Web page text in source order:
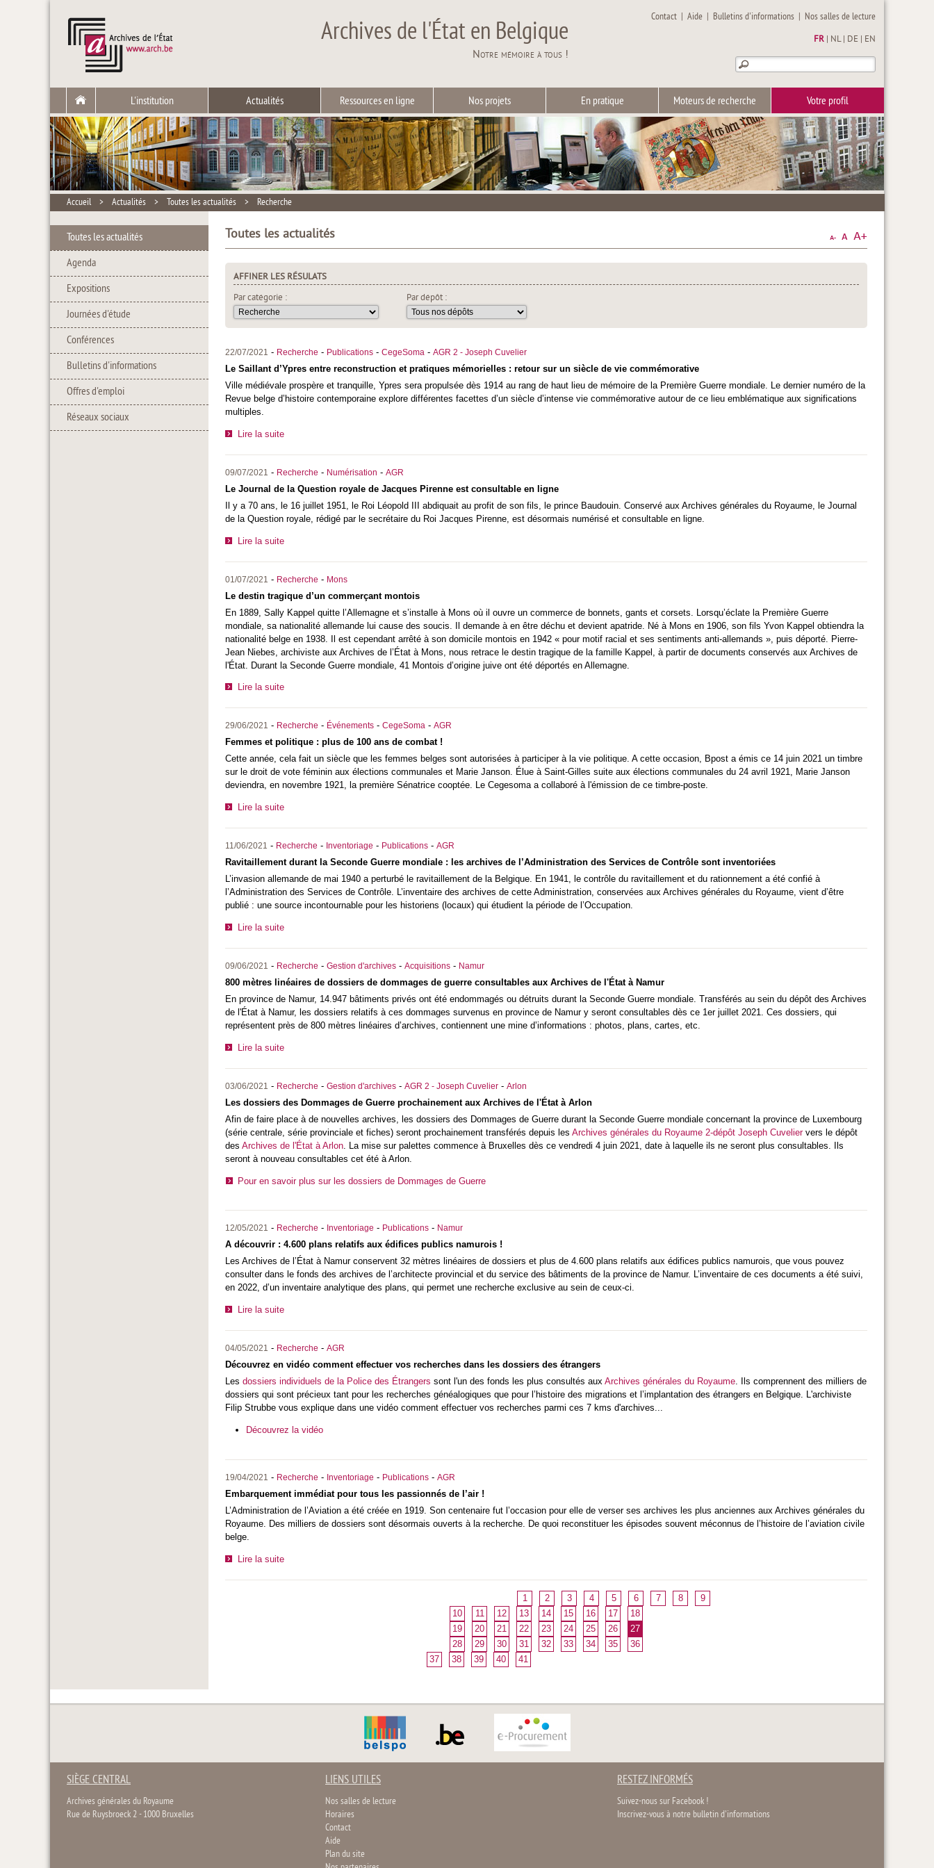
Archives de l'État en Belgique
Notre mémoire à tous !
Contact |Aide | Bulletins d'informations | Nos salles de lecture
FR NL| DE EN
L'institution Actualités Ressources en ligne Nos projets En pratique Moteurs de recherche Votre profil
Accueil > Actualités > Toutes les actualités > Recherche
Toutes les actualités
Agenda
Expositions
Journées d'étude
Conférences
Bulletins d'informations
Offres d'emploi
Réseaux sociaux
Toutes les actualités
AFFINER LES RÉSULATS
Par catégorie :
Par dépôt :
22/07/2021 - Recherche - Publications - CegeSoma - AGR 2 - Joseph Cuvelier
Le Saillant d’Ypres entre reconstruction et pratiques mémorielles : retour sur un siècle de vie commémorative
Ville médiévale prospère et tranquille, Ypres sera propulsée dès 1914 au rang de haut lieu de mémoire de la Première Guerre mondiale. Le dernier numéro de la
Revue belge d’histoire contemporaine explore différentes facettes d’un siècle d’intense vie commémorative autour de ce lieu emblématique aux significations
multiples.
Lire la suite
09/07/2021 - Recherche - Numérisation - AGR
Le Journal de la Question royale de Jacques Pirenne est consultable en ligne
Il y a 70 ans, le 16 juillet 1951, le Roi Léopold III abdiquait au profit de son fils, le prince Baudouin. Conservé aux Archives générales du Royaume, le Journal
de la Question royale, rédigé par le secrétaire du Roi Jacques Pirenne, est désormais numérisé et consultable en ligne.
Lire la suite
01/07/2021 - Recherche - Mons
Le destin tragique d’un commerçant montois
En 1889, Sally Kappel quitte l’Allemagne et s’installe à Mons où il ouvre un commerce de bonnets, gants et corsets. Lorsqu’éclate la Première Guerre
mondiale, sa nationalité allemande lui cause des soucis. Il demande à en être déchu et devient apatride. Né à Mons en 1906, son fils Yvon Kappel obtiendra la
nationalité belge en 1938. Il est cependant arrêté à son domicile montois en 1942 « pour motif racial et ses sentiments anti-allemands », puis déporté. Pierre-
Jean Niebes, archiviste aux Archives de l’État à Mons, nous retrace le destin tragique de la famille Kappel, à partir de documents conservés aux Archives de
l'État. Durant la Seconde Guerre mondiale, 41 Montois d’origine juive ont été déportés en Allemagne.
Lire la suite
29/06/2021 - Recherche - Événements - CegeSoma - AGR
Femmes et politique : plus de 100 ans de combat !
Cette année, cela fait un siècle que les femmes belges sont autorisées à participer à la vie politique. A cette occasion, Bpost a émis ce 14 juin 2021 un timbre
sur le droit de vote féminin aux élections communales et Marie Janson. Élue à Saint-Gilles suite aux élections communales du 24 avril 1921, Marie Janson
deviendra, en novembre 1921, la première Sénatrice cooptée. Le Cegesoma a collaboré à l'émission de ce timbre-poste.
Lire la suite
11/06/2021 - Recherche - Inventoriage - Publications - AGR
Ravitaillement durant la Seconde Guerre mondiale : les archives de l’Administration des Services de Contrôle sont inventoriées
L’invasion allemande de mai 1940 a perturbé le ravitaillement de la Belgique. En 1941, le contrôle du ravitaillement et du rationnement a été confié à
l’Administration des Services de Contrôle. L’inventaire des archives de cette Administration, conservées aux Archives générales du Royaume, vient d’être
publié : une source incontournable pour les historiens (locaux) qui étudient la période de l’Occupation.
Lire la suite
09/06/2021 - Recherche - Gestion d'archives - Acquisitions - Namur
800 mètres linéaires de dossiers de dommages de guerre consultables aux Archives de l'État à Namur
En province de Namur, 14.947 bâtiments privés ont été endommagés ou détruits durant la Seconde Guerre mondiale. Transférés au sein du dépôt des Archives
de l'État à Namur, les dossiers relatifs à ces dommages survenus en province de Namur y seront consultables dès ce 1er juillet 2021. Ces dossiers, qui
représentent près de 800 mètres linéaires d’archives, contiennent une mine d’informations : photos, plans, cartes, etc.
Lire la suite
03/06/2021 - Recherche - Gestion d'archives - AGR 2 - Joseph Cuvelier - Arlon
Les dossiers des Dommages de Guerre prochainement aux Archives de l'État à Arlon
Afin de faire place à de nouvelles archives, les dossiers des Dommages de Guerre durant la Seconde Guerre mondiale concernant la province de Luxembourg
(série centrale, série provinciale et fiches) seront prochainement transférés depuis les Archives générales du Royaume 2-dépôt Joseph Cuveliervers le dépôt
des Archives de l'État à Arlon . La mise sur palettes commence à Bruxelles dès ce vendredi 4 juin 2021, date à laquelle ils ne seront plus consultables. Ils
seront à nouveau consultables cet été à Arlon.
Pour en savoir plus sur les dossiers de Dommages de Guerre
12/05/2021 - Recherche - Inventoriage - Publications - Namur
A découvrir : 4.600 plans relatifs aux édifices publics namurois !
Les Archives de l’État à Namur conservent 32 mètres linéaires de dossiers et plus de 4.600 plans relatifs aux édifices publics namurois, que vous pouvez
consulter dans le fonds des archives de l’architecte provincial et du service des bâtiments de la province de Namur. L’inventaire de ces documents a été suivi,
en 2022, d’un inventaire analytique des plans, qui permet une recherche exclusive au sein de ceux-ci.
Lire la suite
04/05/2021 - Recherche - AGR
Découvrez en vidéo comment effectuer vos recherches dans les dossiers des étrangers
Les dossiers individuels de la Police des Étrangers sont l'un des fonds les plus consultés aux Archives générales du Royaume. Ils comprennent des milliers de
dossiers qui sont précieux tant pour les recherches généalogiques que pour l’histoire des migrations et l’implantation des étrangers en Belgique. L'archiviste
Filip Strubbe vous explique dans une vidéo comment effectuer vos recherches parmi ces 7 kms d'archives...
Découvrez la vidéo
19/04/2021 - Recherche - Inventoriage - Publications - AGR
Embarquement immédiat pour tous les passionnés de l’air !
L’Administration de l’Aviation a été créée en 1919. Son centenaire fut l’occasion pour elle de verser ses archives les plus anciennes aux Archives générales du
Royaume. Des milliers de dossiers sont désormais ouverts à la recherche. De quoi reconstituer les épisodes souvent méconnus de l’histoire de l’aviation civile
belge.
Lire la suite
1 2 3 4 5 6 7 8
9
10
11 12 13 14 15 16 17
18
19
20 21 22 23 24 25 26
27
28
29 30 31 32 33 34 35
36
37
38 39 40 41
SIÈGE CENTRAL
Archives générales du Royaume
Rue de Ruysbroeck 2 - 1000 Bruxelles
LIENS UTILES
Nos salles de lecture
Horaires
Contact
Aide
Plan du site
RESTEZ INFORMÉS
Suivez-nous sur Facebook !
Inscrivez-vous à notre bulletin d'informations